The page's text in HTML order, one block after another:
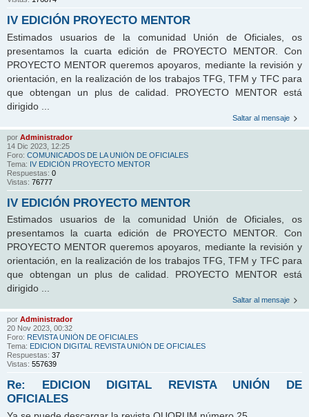
IV EDICIÓN PROYECTO MENTOR
Estimados usuarios de la comunidad Unión de Oficiales, os
presentamos la cuarta edición de PROYECTO MENTOR. Con
PROYECTO MENTOR queremos apoyaros, mediante la revisión y
orientación, en la realización de los trabajos TFG, TFM y TFC para
que obtengan un plus de calidad. PROYECTO MENTOR está
dirigido ...
Saltar al mensaje
por Administrador
14 Dic 2023, 12:25
Foro: COMUNICADOS DE LA UNIÓN DE OFICIALES
Tema: IV EDICIÓN PROYECTO MENTOR
Respuestas: 0
Vistas: 76777
IV EDICIÓN PROYECTO MENTOR
Estimados usuarios de la comunidad Unión de Oficiales, os
presentamos la cuarta edición de PROYECTO MENTOR. Con
PROYECTO MENTOR queremos apoyaros, mediante la revisión y
orientación, en la realización de los trabajos TFG, TFM y TFC para
que obtengan un plus de calidad. PROYECTO MENTOR está
dirigido ...
Saltar al mensaje
por Administrador
20 Nov 2023, 00:32
Foro: REVISTA UNIÓN DE OFICIALES
Tema: EDICION DIGITAL REVISTA UNIÓN DE OFICIALES
Respuestas: 37
Vistas: 557639
Re: EDICION DIGITAL REVISTA UNIÓN DE
OFICIALES